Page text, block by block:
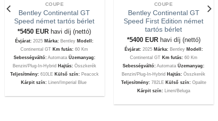
COUPE
Bentley Continental GT
Speed német tartós bérlet
*5450 EUR havi díj (nettó)
Évjárat: 2025 Márka: Bentley Modell:
Continental GT Km futás:60 Km
Sebességváltó:Automata Üzemanyag:
Benzin/Plug-In-Hybrid Hajtás:Összkerék
Teljesítmény:610LE Külső szín: Peacock
Kárpit szín:Linen/Imperial Blue
COUPE
Bentley Continental GT
Speed First Edition német
tartós bérlet
*5400 EUR havi díj (nettó)
Évjárat:2025 Márka:Bentley Modell:
Continental GT Km futás: 60 Km
Sebességváltó: AutomataÜzemanyag:
Benzin/Plug-In-Hybrid Hajtás: Összkerék
Teljesítmény:782LE Külső szín: Opalite
Kárpit szín:Linen/Beluga